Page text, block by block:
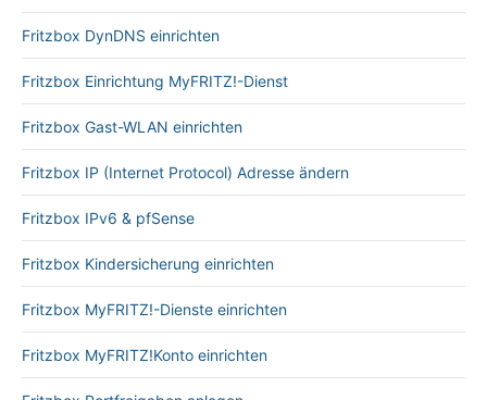
Fritzbox DynDNS einrichten
Fritzbox Einrichtung MyFRITZ!-Dienst
Fritzbox Gast-WLAN einrichten
Fritzbox IP (Internet Protocol) Adresse ändern
Fritzbox IPv6 & pfSense
Fritzbox Kindersicherung einrichten
Fritzbox MyFRITZ!-Dienste einrichten
Fritzbox MyFRITZ!Konto einrichten